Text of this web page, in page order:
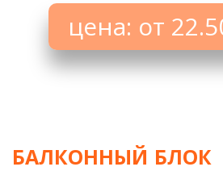
цена: от
БАЛКОННЫЙ БЛОК